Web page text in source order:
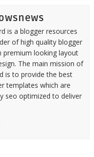
is a blogger resources
of high quality blogger
premium looking layout
The main mission of
is to provide the best
templates which are
seo optimized to deliver